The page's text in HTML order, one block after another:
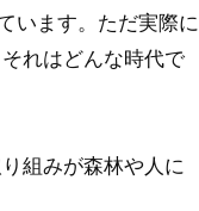
います。ただ実際に
れはどんな時代で
組みが森林や人に